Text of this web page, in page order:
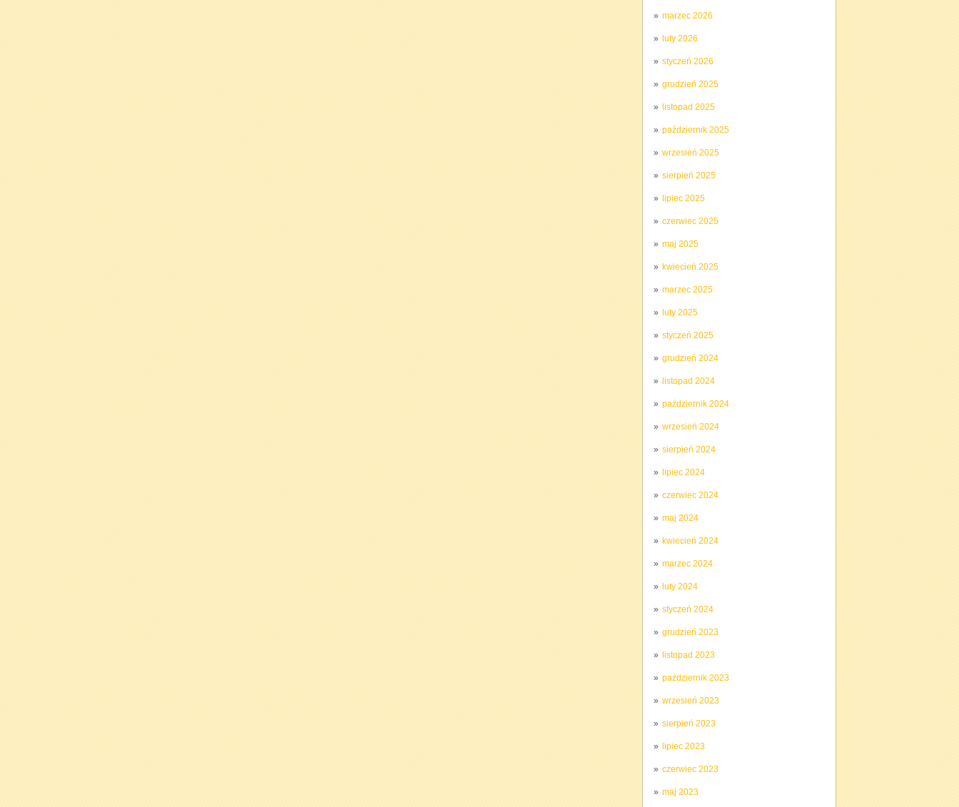
marzec 2026
luty 2026
styczeń 2026
grudzień 2025
listopad 2025
październik 2025
wrzesień 2025
sierpień 2025
lipiec 2025
czerwiec 2025
maj 2025
kwiecień 2025
marzec 2025
luty 2025
styczeń 2025
grudzień 2024
listopad 2024
październik 2024
wrzesień 2024
sierpień 2024
lipiec 2024
czerwiec 2024
maj 2024
kwiecień 2024
marzec 2024
luty 2024
styczeń 2024
grudzień 2023
listopad 2023
październik 2023
wrzesień 2023
sierpień 2023
lipiec 2023
czerwiec 2023
maj 2023